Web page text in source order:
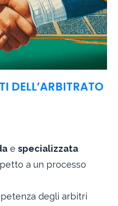
DELL’ARBITRATO
especializzata
a un processo
degli arbitri